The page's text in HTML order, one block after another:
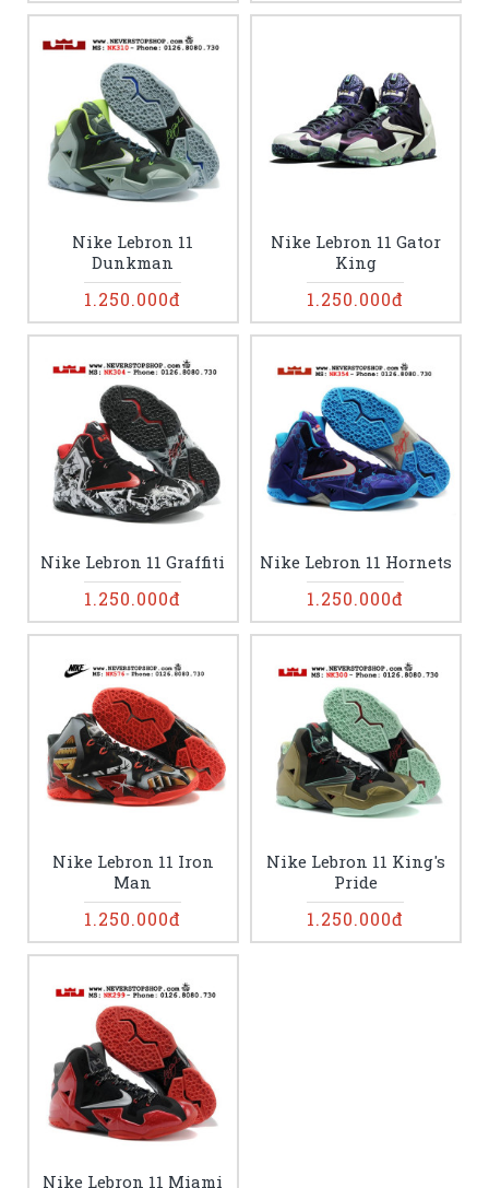
Nike Lebron 11
Dunkman
1.250.000đ
Nike Lebron 11 Gator
King
1.250.000đ
Nike Lebron 11 Graffiti
1.250.000đ
Nike Lebron 11 Hornets
1.250.000đ
Nike Lebron 11 Iron
Man
1.250.000đ
Nike Lebron 11 King's
Pride
1.250.000đ
Nike Lebron 11 Miami